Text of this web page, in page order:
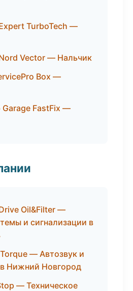
TurboTech —
Vector — Нальчик
Box —
Garage FastFix —
Oil&Filter —
и сигнализации в
— Автозвук и
Нижний Новгород
— Техническое